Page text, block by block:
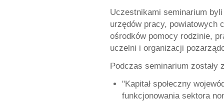
Uczestnikami seminarium
urzędów pracy, powiatowych
ośrodków pomocy rodzinie,
uczelni i organizacji
Podczas seminarium
"Kapitał społeczny
funkcjonowania sektora